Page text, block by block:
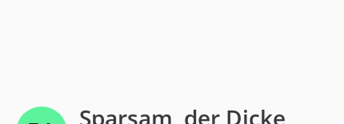
Sparsam, der Dicke